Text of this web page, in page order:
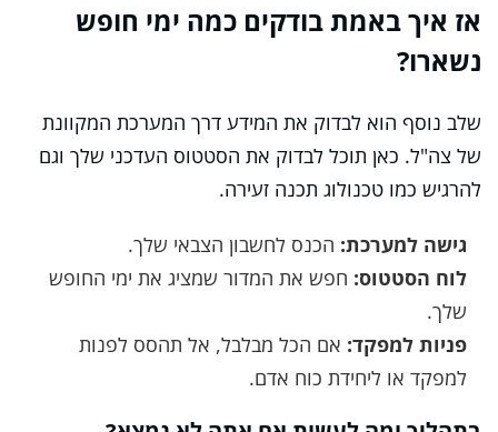
אז איך באמת בודקים כמה ימי חופש
נשארו?
שלב נוסף הוא לבדוק את המידע דרך המערכת המקוונת
של צה"ל. כאן תוכל לבדוק את הסטטוס העדכני שלך וגם
להרגיש כמו טכנולוג תכנה זעירה.
גישה למערכת: הכנס לחשבון הצבאי שלך.
לוח הסטטוס: חפש את המדור שמציג את ימי החופש
שלך.
פניות למפקד: אם הכל מבלבל, אל תהסס לפנות
למפקד או ליחידת כוח אדם.